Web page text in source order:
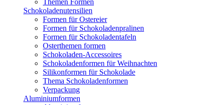
Themen Formen
Schokoladenutensilien
Formen für Ostereier
Formen für Schokoladenpralinen
Formen für Schokoladentafeln
Osterthemen formen
Schokoladen-Accessoires
Schokoladenformen für Weihnachten
Silikonformen für Schokolade
Thema Schokoladenformen
Verpackung
Aluminiumformen